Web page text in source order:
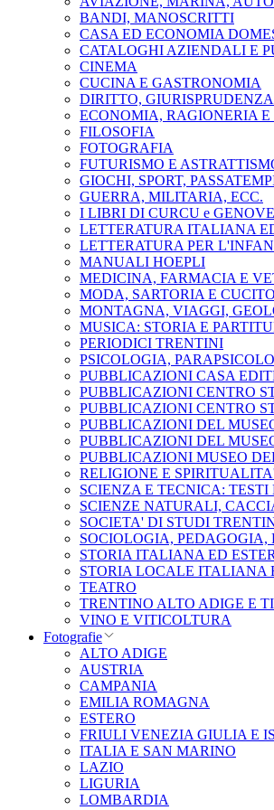
BANDI, MANOSCRITTI
CASA ED ECONOMIA
CATALOGHI AZIENDALI E
CINEMA
CUCINA E GASTRONOMIA
DIRITTO,
ECONOMIA, RAGIONERIA E
FILOSOFIA
FOTOGRAFIA
FUTURISMO E
GIOCHI, SPORT,
GUERRA, MILITARIA, ECC.
I LIBRI DI CURCU e
LETTERATURA ITALIANA
LETTERATURA PER
MANUALI HOEPLI
MEDICINA, FARMACIA E
MODA, SARTORIA E CUCITO
MONTAGNA, VIAGGI,
MUSICA: STORIA E
PERIODICI TRENTINI
PSICOLOGIA,
PUBBLICAZIONI CASA
PUBBLICAZIONI CENTRO
PUBBLICAZIONI CENTRO
PUBBLICAZIONI DEL
PUBBLICAZIONI DEL
PUBBLICAZIONI MUSEO
RELIGIONE E
SCIENZA E TECNICA: TESTI
SCIENZE NATURALI,
SOCIETA' DI STUDI
SOCIOLOGIA, PEDAGOGIA,
STORIA ITALIANA ED
STORIA LOCALE ITALIANA
TEATRO
TRENTINO ALTO ADIGE E
VINO E VITICOLTURA
Fotografie
ALTO ADIGE
AUSTRIA
CAMPANIA
EMILIA ROMAGNA
ESTERO
FRIULI VENEZIA GIULIA E
ITALIA E SAN MARINO
LAZIO
LIGURIA
LOMBARDIA